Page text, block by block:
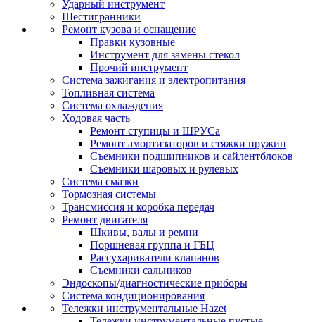
Ударный инструмент
Шестигранники
Ремонт кузова и оснащение
Правки кузовные
Инструмент для замены стекол
Прочий инструмент
Система зажигания и электропитания
Топливная система
Система охлаждения
Ходовая часть
Ремонт ступицы и ШРУСа
Ремонт амортизаторов и стяжки пружин
Съемники подшипников и сайлентблоков
Съемники шаровых и рулевых
Система смазки
Тормозная системы
Трансмиссия и коробка передач
Ремонт двигателя
Шкивы, валы и ремни
Поршневая группа и ГБЦ
Рассухариватели клапанов
Съемники сальников
Эндоскопы/диагностические приборы
Система кондиционирования
Тележки инструментальные Hazet